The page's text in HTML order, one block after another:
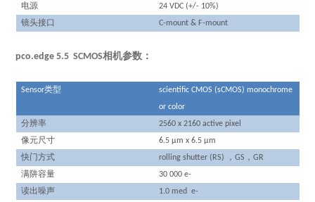
电源 24 VDC (+/- 10%)
镜头接口 C-mount & F-mount
pco.edge 5.5 SCMOS相机参数：
Sensor类型
scientific CMOS (sCMOS) monochrome
or color
分辨率 2560 x 2160 active pixel
像元尺寸 6.5 µm x 6.5 µm
快门方式 rolling shutter (RS) ， GS ， GR
满阱容量 30 000 e-
读出噪声 1.0 med e-